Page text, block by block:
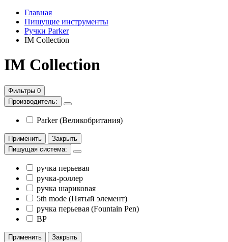
Главная
Пишущие инструменты
Ручки Parker
IM Collection
IM Collection
Фильтры 0
Производитель:
Parker (Великобритания)
Применить
Закрыть
Пишущая система:
ручка перьевая
ручка-роллер
ручка шариковая
5th mode (Пятый элемент)
ручка перьевая (Fountain Pen)
BP
Применить
Закрыть